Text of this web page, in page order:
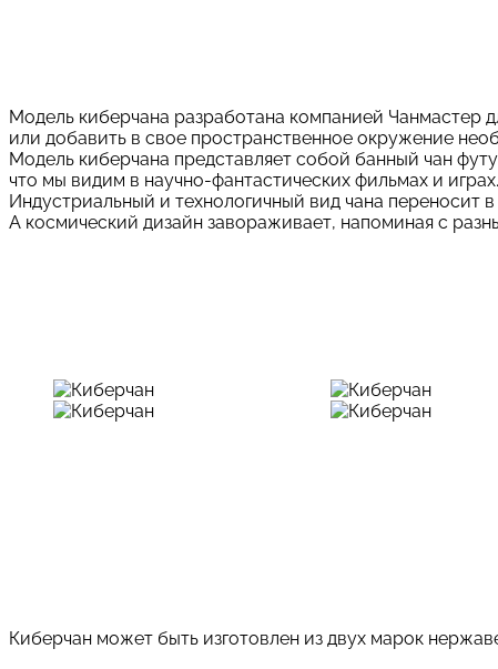
Модель киберчана разработана компанией Чанмастер
или добавить в свое пространственное окружение
Модель киберчана представляет собой банный чан
что мы видим в научно-фантастических фильмах и играх.
Индустриальный и технологичный вид чана переносит
А космический дизайн завораживает, напоминая с
Киберчан может быть изготовлен из двух марок